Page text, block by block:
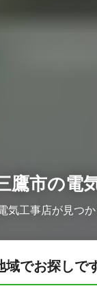
鷹市の電
気工事店が見つ
域でお探しで